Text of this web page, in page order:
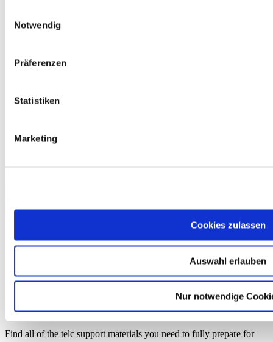
Notwendig
Präferenzen
Statistiken
Marketing
Cookies zulassen
Auswahl erlauben
Nur notwendige
Find all of the telc support materials you need to fully prepare for